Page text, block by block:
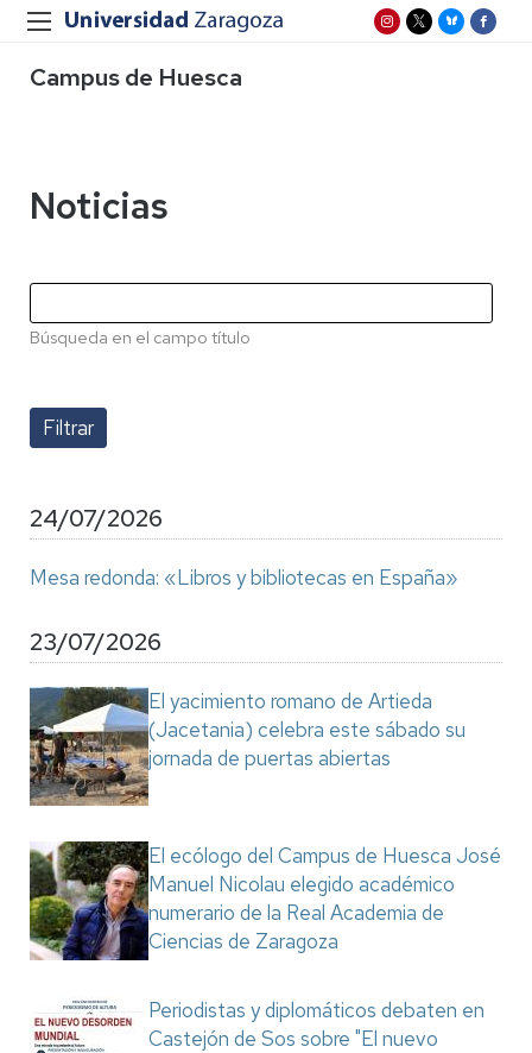
Campus de Huesca
Noticias
Búsqueda en el campo título
24/07/2026
Mesa redonda: «Libros y bibliotecas en España»
23/07/2026
El yacimiento romano de Artieda
(Jacetania) celebra este sábado su
jornada de puertas abiertas
El ecólogo del Campus de Huesca José
Manuel Nicolau elegido académico
numerario de la Real Academia de
Ciencias de Zaragoza
Periodistas y diplomáticos debaten en
Castejón de Sos sobre "El nuevo